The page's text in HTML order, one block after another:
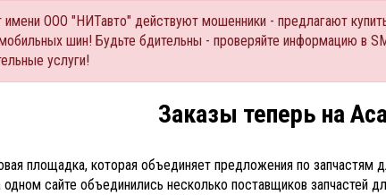
имени ООО "НИТавто" действуют мошенники - предлагают
шин! Будьте бдительны - проверяйте информацию
услуги!
Заказы теперь на
площадка, которая объединяет предложения по запчастям
сайте объединились несколько поставщиков запчастей